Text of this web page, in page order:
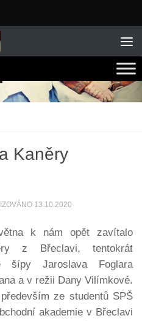
Kaněry
13.10.2020
k nám opět zavítalo
z Břeclavi, tentokrát
šípy Jaroslava Foglara
a v režii Dany Vilímkové.
ze studentů SPŠ
akademie v Břeclavi